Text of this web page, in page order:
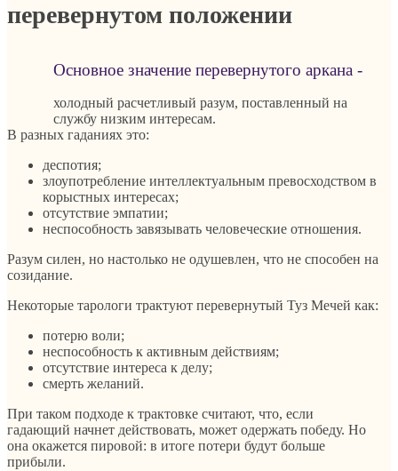
перевернутом положении
Основное значение перевернутого аркана -
холодный расчетливый разум, поставленный на
службу низким интересам.
В разных гаданиях это:
деспотия;
злоупотребление интеллектуальным превосходством в
корыстных интересах;
отсутствие эмпатии;
неспособность завязывать человеческие отношения.
Разум силен, но настолько не одушевлен, что не способен на
созидание.
Некоторые тарологи трактуют перевернутый Туз Мечей как:
потерю воли;
неспособность к активным действиям;
отсутствие интереса к делу;
смерть желаний.
При таком подходе к трактовке считают, что, если
гадающий начнет действовать, может одержать победу. Но
она окажется пировой: в итоге потери будут больше
прибыли.